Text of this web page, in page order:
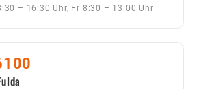
– 16:30 Uhr, Fr 8:30 – 13:00 Uhr